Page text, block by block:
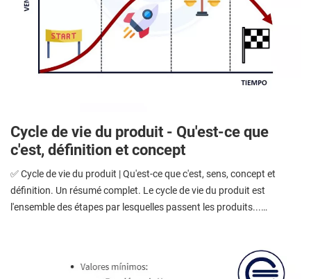
Cycle de vie du produit - Qu'est-ce que
c'est, définition et concept
✅ Cycle de vie du produit | Qu'est-ce que c'est, sens, concept et
définition. Un résumé complet. Le cycle de vie du produit est
l'ensemble des étapes par lesquelles passent les produits...…